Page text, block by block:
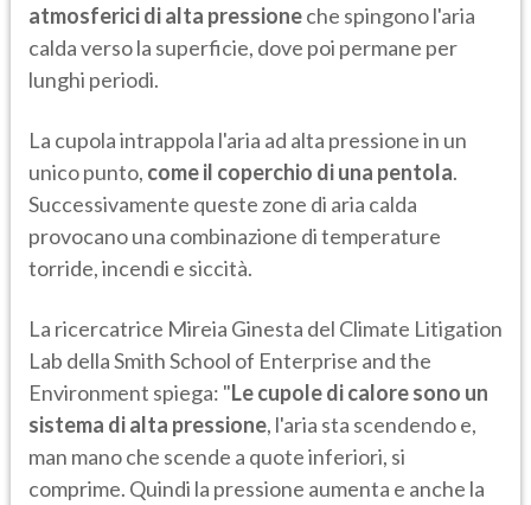
atmosferici di alta pressioneche spingono l'aria
calda verso la superficie, dove poi permane per
lunghi periodi.
La cupola intrappola l'aria ad alta pressione in un
unico punto, come il coperchio di una pentola.
Successivamente queste zone di aria calda
provocano una combinazione di temperature
torride, incendi e siccità.
La ricercatrice Mireia Ginesta del Climate Litigation
Lab della Smith School of Enterprise and the
Environment spiega: "Le cupole di calore sono un
sistema di alta pressione, l'aria sta scendendo e,
man mano che scende a quote inferiori, si
comprime. Quindi la pressione aumenta e anche la